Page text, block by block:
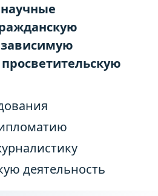
научные
деятельность